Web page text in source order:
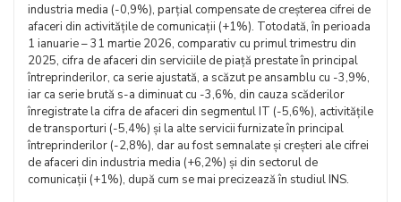
industria media (-0,9%), parțial compensate de creșterea cifrei de
afaceri din activitățile de comunicații (+1%). Totodată, în perioada
1 ianuarie – 31 martie 2026, comparativ cu primul trimestru din
2025, cifra de afaceri din serviciile de piață prestate în principal
întreprinderilor, ca serie ajustată, a scăzut pe ansamblu cu -3,9%,
iar ca serie brută s-a diminuat cu -3,6%, din cauza scăderilor
înregistrate la cifra de afaceri din segmentul IT (-5,6%), activitățile
de transporturi (-5,4%) și la alte servicii furnizate în principal
întreprinderilor (-2,8%), dar au fost semnalate și creșteri ale cifrei
de afaceri din industria media (+6,2%) și din sectorul de
comunicații (+1%), după cum se mai precizează în studiul INS.